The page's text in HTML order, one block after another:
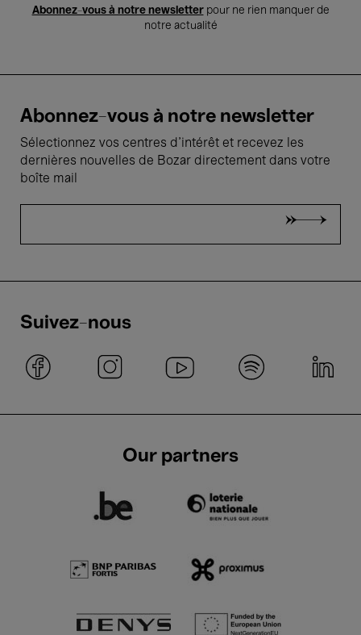
Abonnez-vous à notre newsletterpour ne rien manquer de
notre actualité
Abonnez-vous à notre newsletter
Sélectionnez vos centres d'intérêt et recevez les
dernières nouvelles de Bozar directement dans votre
boîte mail
Suivez-nous
Our partners